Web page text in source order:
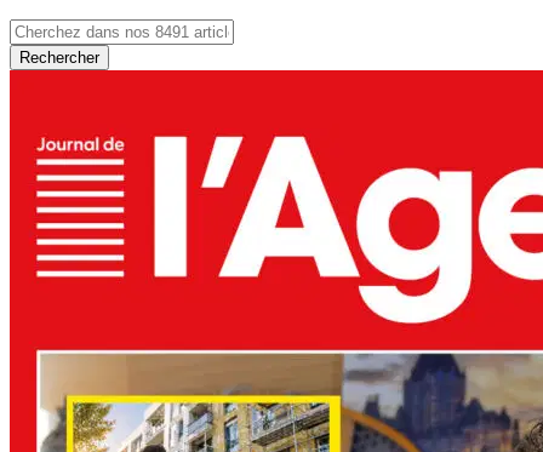
Rechercher